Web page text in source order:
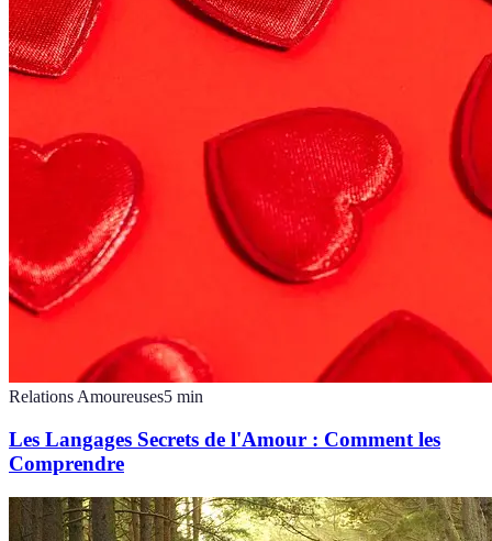
Relations Amoureuses5 min
Les Langages Secrets de l'Amour : Comment les
Comprendre